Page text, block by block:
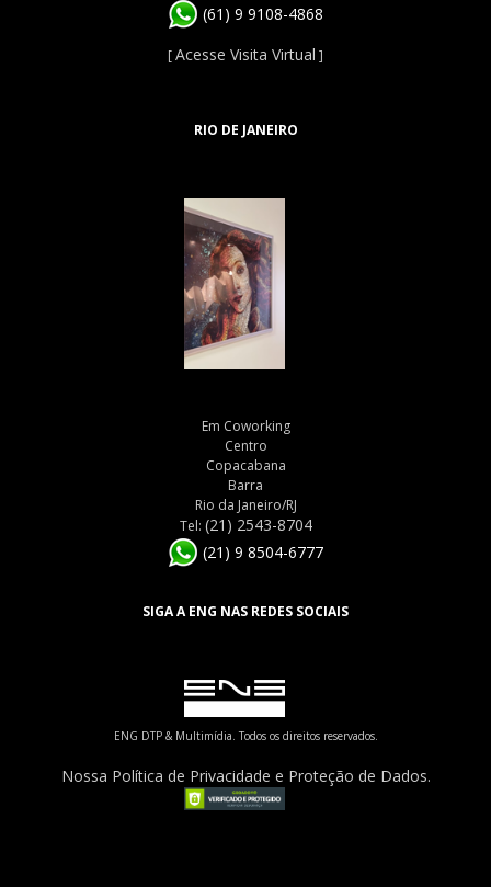
(61) 9 9108-4868
[Acesse Visita Virtual ]
RIO DE JANEIRO
Em Coworking
Centro
Copacabana
Barra
Rio da Janeiro/RJ
Tel: (21) 2543-8704
(21) 9 8504-6777
SIGA A ENG NAS REDES SOCIAIS
ENG DTP & Multimídia. Todos os direitos reservados.
Nossa Política de Privacidade e Proteção de Dados.